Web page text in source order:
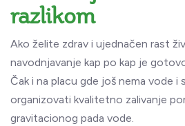
razlikom
Ako želite zdrav i ujednačen rast
navodnjavanje kap po kap je
Čak i na placu gde još nema vode i
organizovati kvalitetno zalivanje
gravitacionog pada vode.